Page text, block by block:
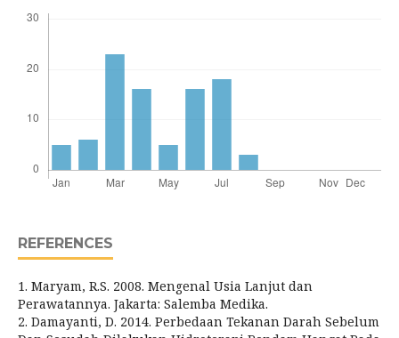
REFERENCES
1. Maryam, R.S. 2008. Mengenal Usia Lanjut dan
Perawatannya. Jakarta: Salemba Medika.
2. Damayanti, D. 2014. Perbedaan Tekanan Darah Sebelum